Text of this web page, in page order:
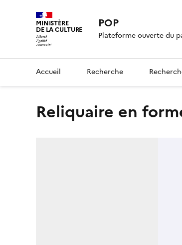
MINISTÈRE
DE LA CULTURE POP
Plateforme ouverte du
Accueil Recherche
Reliquaire en